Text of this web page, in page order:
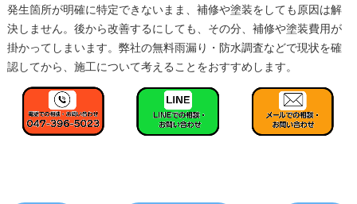
発生箇所が明確に特定できないまま、補修や塗装をしても原因は解
決しません。後から改善するにしても、その分、補修や塗装費用が
掛かってしまいます。弊社の無料雨漏り・防水調査などで現状を確
認してから、施工について考えることをおすすめします。